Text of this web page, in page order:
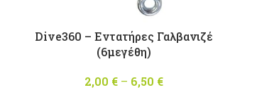
Dive360 – Εντατήρες Γαλβανιζέ
(6μεγέθη)
2,00 € – 6,50 €